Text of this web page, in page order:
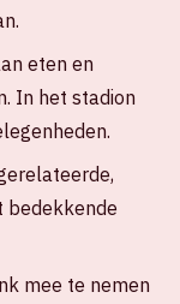
eten en
In het stadion
bedekkende
mee te nemen